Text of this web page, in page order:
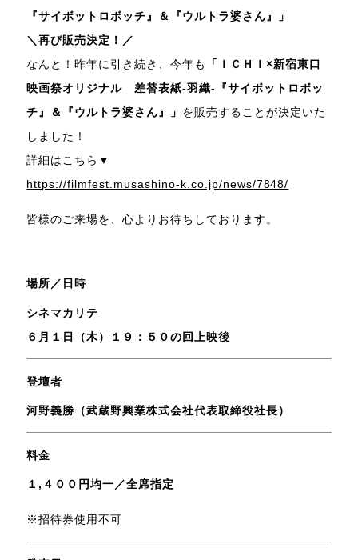
『サイボットロボッチ』＆『ウルトラ婆さん』」
＼再び販売決定！／
なんと！昨年に引き続き、今年も
「ＩＣＨＩ×新宿東口
映画祭オリジナル 差替表紙‐羽織‐『サイボットロボッ
チ』＆『ウルトラ婆さん』」 を販売することが決定いた
しました！
詳細はこちら▼
https://filmfest.musashino-k.co.jp/news/7848/
皆様のご来場を、心よりお待ちしております。
場所／日時
シネマカリテ
６月１日（木）１９：５０の回上映後
登壇者
河野義勝（武蔵野興業株式会社代表取締役社長）
料金
１,４００円均一／全席指定
※招待券使用不可